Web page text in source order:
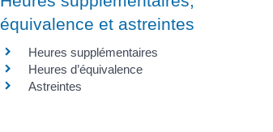
équivalence et astreintes
Heures supplémentaires
Heures d’équivalence
Astreintes